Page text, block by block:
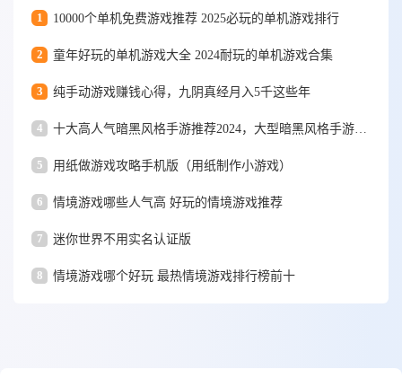
1 10000个单机免费游戏推荐 2025必玩的单机游戏排行
2 童年好玩的单机游戏大全 2024耐玩的单机游戏合集
3 纯手动游戏赚钱心得，九阴真经月入5千这些年
4
5 用纸做游戏攻略手机版（用纸制作小游戏）
6 情境游戏哪些人气高 好玩的情境游戏推荐
7 迷你世界不用实名认证版
8 情境游戏哪个好玩 最热情境游戏排行榜前十